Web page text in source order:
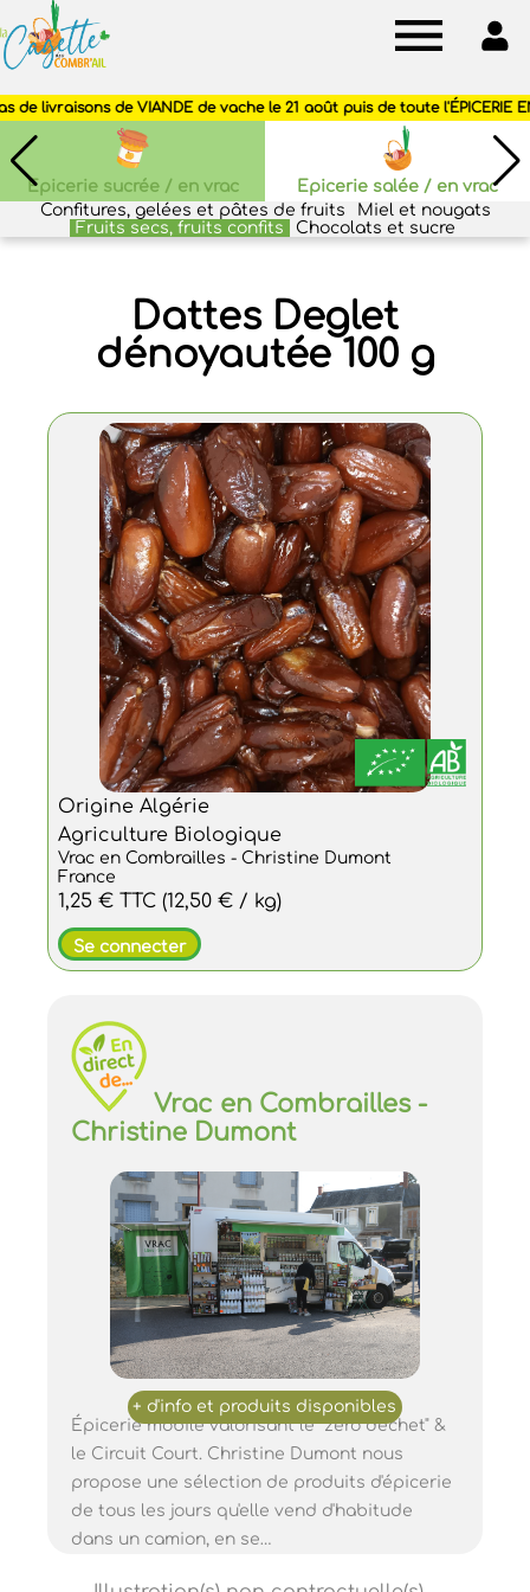
des
Combr'ail
Epicerie sucrée / en vrac
Epicerie salée / en vrac
Confitures, gelées et pâtes de fruits
Miel et nougats
Fruits secs, fruits confits
Chocolats et sucre
Dattes Deglet
dénoyautée 100 g
Origine Algérie
Agriculture Biologique
Vrac en Combrailles - Christine Dumont
France
1,25 € TTC (12,50 € / kg)
Se connecter
Vrac en Combrailles -
Christine Dumont
Épicerie mobile valorisant le "zéro déchet" &
le Circuit Court. Christine Dumont nous
propose une sélection de produits d'épicerie
de tous les jours qu'elle vend d'habitude
dans un camion, en se…